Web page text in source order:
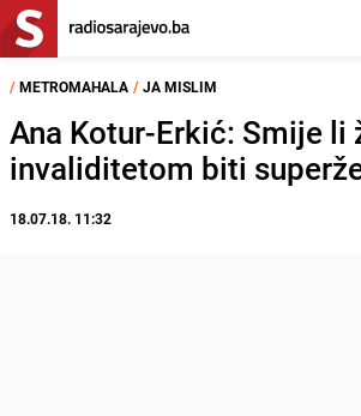
/ METROMAHALA / JA MISLIM
Ana Kotur-Erkić: Smije li
invaliditetom biti
18.07.18. 11:32